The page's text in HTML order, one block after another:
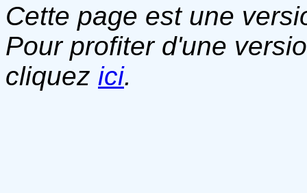
Cette page est une
Pour profiter d'une
cliquez ici.